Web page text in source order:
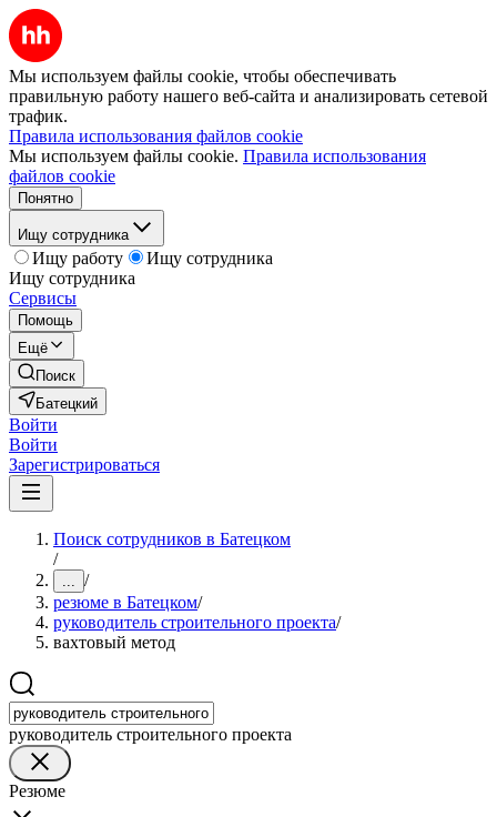
Мы используем файлы cookie, чтобы обеспечивать
правильную работу нашего веб-сайта и анализировать сетевой
трафик.
Правила использования файлов cookie
Мы используем файлы cookie. Правила использования
файлов cookie
Понятно
Ищу сотрудника
Ищу работу
Ищу сотрудника
Ищу сотрудника
Сервисы
Помощь
Ещё
Поиск
Батецкий
Войти
Войти
Зарегистрироваться
Поиск сотрудников в Батецком
/
... /
резюме в Батецком/
руководитель строительного проекта/
вахтовый метод
руководитель строительного проекта
Резюме